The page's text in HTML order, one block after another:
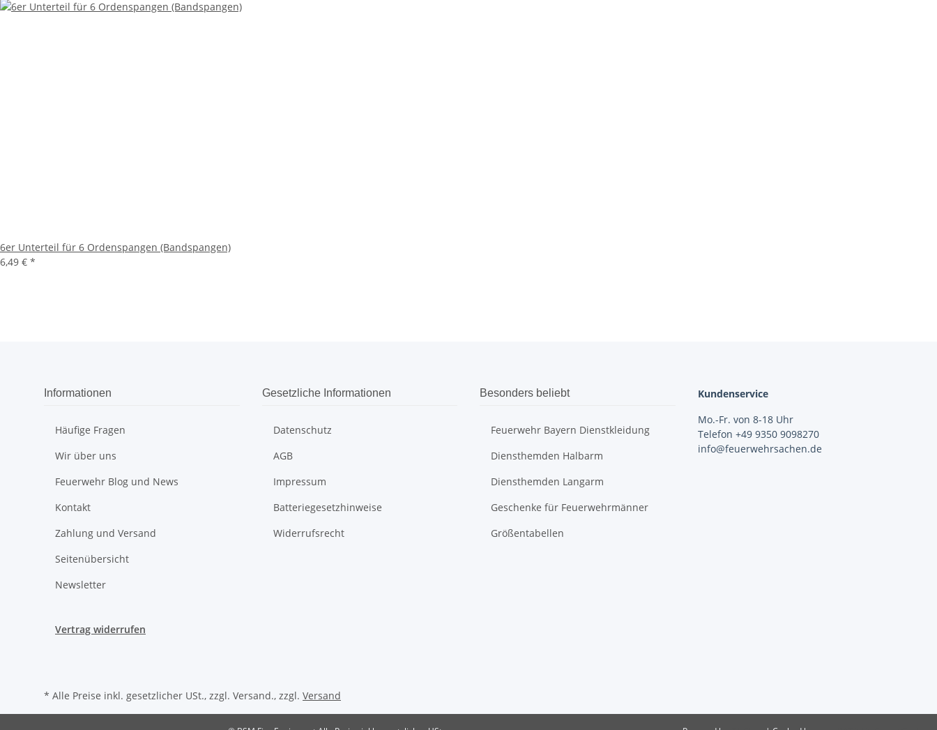
6er Unterteil für 6 Ordenspangen (Bandspangen)
6,49 € *
Informationen
Häufige Fragen
Wir über uns
Feuerwehr Blog und News
Kontakt
Zahlung und Versand
Seitenübersicht
Newsletter
Gesetzliche Informationen
Datenschutz
AGB
Impressum
Batteriegesetzhinweise
Widerrufsrecht
Besonders beliebt
Feuerwehr Bayern Dienstkleidung
Diensthemden Halbarm
Diensthemden Langarm
Geschenke für Feuerwehrmänner
Größentabellen
Kundenservice
Mo.-Fr. von 8-18 Uhr
Telefon +49 9350 9098270
info@feuerwehrsachen.de
Vertrag widerrufen
* Alle Preise inkl. gesetzlicher USt., zzgl. Versand., zzgl. Versand